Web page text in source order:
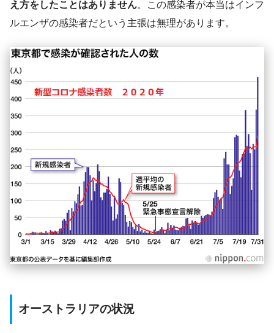
え方をしたことはありません。この感染者が本当はインフ
ルエンザの感染者だという主張は無理があります。
オーストラリアの状況